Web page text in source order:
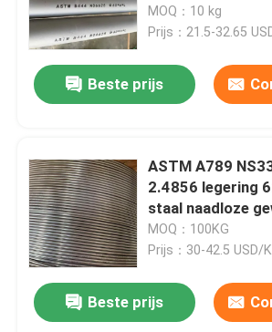
Monellegering
Nitronische legering
Inconellegering
Titaniumlegering
Koper materiaal
MOQ：10 kg
Prijs：21.5-32.65
Beste prijs
ASTM A789
2.4856 legering
staal naadloze
3/8"X0.049
MOQ：100KG
Prijs：30-42.5 USD/
Beste prijs